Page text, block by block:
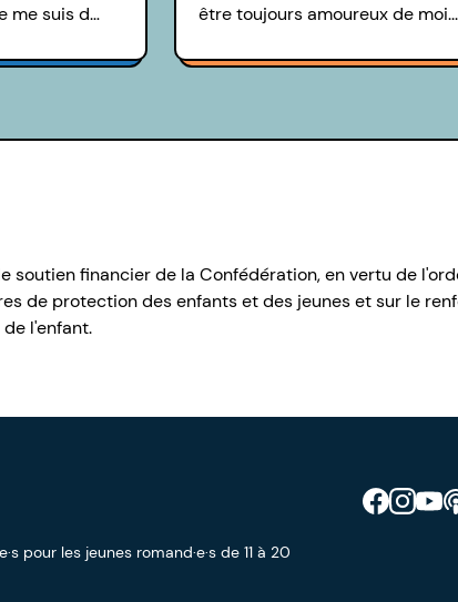
me suis d…
être toujours amoureux de
soutien financier de la Confédération, en vertu de
de protection des enfants et des jeunes et sur le
l'enfant.
pour les jeunes romand·e·s de 11 à 20